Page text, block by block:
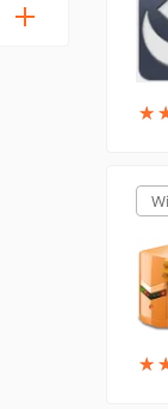
★
★
★
★